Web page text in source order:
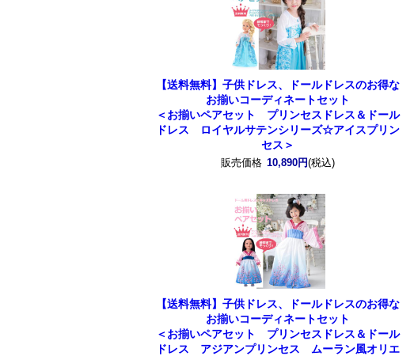
【送料無料】子供ドレス、ドールドレスのお得な
お揃いコーディネートセット
＜お揃いペアセット プリンセスドレス＆ドール
ドレス ロイヤルサテンシリーズ☆アイスプリン
セス＞
販売価格 10,890円(税込)
【送料無料】子供ドレス、ドールドレスのお得な
お揃いコーディネートセット
＜お揃いペアセット プリンセスドレス＆ドール
ドレス アジアンプリンセス ムーラン風オリエ